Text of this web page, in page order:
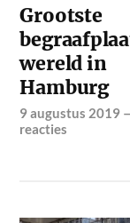
Grootste
wereld in
Hamburg
9 augustus 2019
reacties